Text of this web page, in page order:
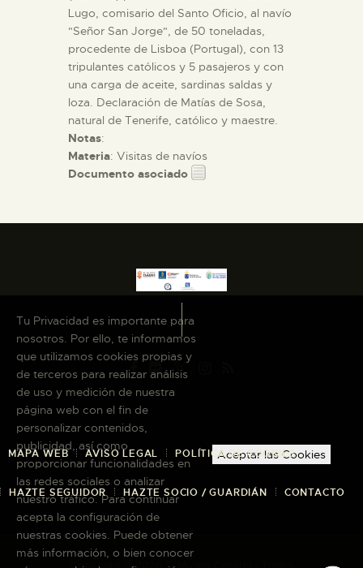
Lugo, comisario del Santo Oficio, al navío
"Señor San Jorge", de 50 toneladas,
procedente de Lisboa (Portugal), con 13
tripulantes católicos y 5 pasajeros y con
una carga de aceite, sardinas saldas y
loza. Declaración de Matías de Sosa,
natural de Tenerife, católico y maestre.
Notas:
Materia: Visitas de navíos
Documento asociado
MAPA WEB AVISO LEGAL POLÍTICA DE COOKIES
HAZTE SEGUIDOR HAZTE SOCIO / GUARDIÁN CONTACTO
Copyright © 2026 El Museo Canario · Todos
Tu Privacidad es importante para
nosotros. Por ello, te informamos
que utilizamos cookies propias y
de terceros para realizar análisis
de uso y medición de nuestra
página web con el fin de
personalizar contenidos,
publicidad, así como
proporcionar funcionalidades en
las redes sociales o analizar
nuestro tráfico. Para continuar
acepta la configuración de
nuestras cookies. Puede obtener
más información, o bien conocer
Aceptar las Cookies